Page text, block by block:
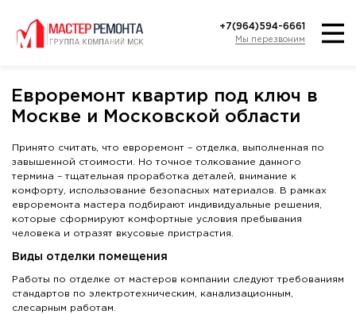
+7(964)594-6661
Мы перезвоним
Евроремонт квартир под ключ в
Москве и Московской области
Принято считать, что евроремонт – отделка, выполненная по
завышенной стоимости. Но точное толкование данного
термина – тщательная проработка деталей, внимание к
комфорту, использование безопасных материалов. В рамках
евроремонта мастера подбирают индивидуальные решения,
которые сформируют комфортные условия пребывания
человека и отразят вкусовые пристрастия.
Виды отделки помещения
Работы по отделке от мастеров компании следуют требованиям
стандартов по электротехническим, канализационным,
слесарным работам.